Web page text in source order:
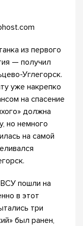
из первого
— получил
Углегорск.
уже накрепко
на спасение
должна
но немного
на самой
пошли на
в этот
три
был ранен,